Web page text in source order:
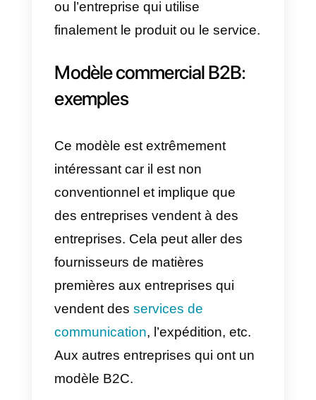
Comme nous l’avons mentionné
au début de cet article. Une
entreprise peut travailler avec
modèle B2C,la vente ou le
service est destiné au
consommateur final.
la personne qui utilise finalement
le produit ou le service qu’elle a
acheté.
Dans ce sens, nous pouvons
parler de maisons, de vêtements,